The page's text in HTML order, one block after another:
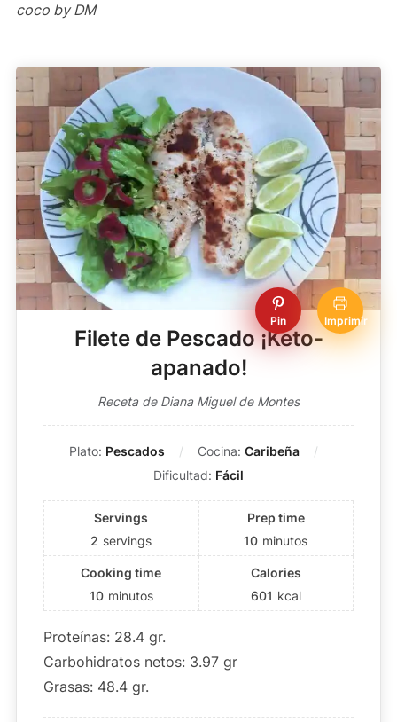
coco by DM
Pin Imprimir
Filete de Pescado ¡Keto-
apanado!
Receta de Diana Miguel de Montes
Plato: Pescados Cocina: Caribeña
Dificultad: Fácil
Servings
2 servings
Prep time
10 minutos
Cooking time
10 minutos
Calories
601 kcal
Proteínas: 28.4 gr.
Carbohidratos netos: 3.97 gr
Grasas: 48.4 gr.